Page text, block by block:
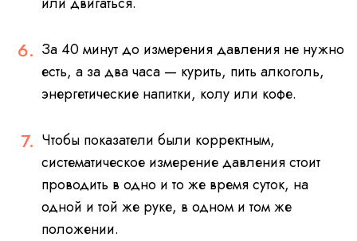
За 40 минут до измерения давления не нужно
есть, а за два часа — курить, пить алкоголь,
энергетические напитки, колу или кофе.
Чтобы показатели были корректным,
систематическое измерение давления стоит
проводить в одно и то же время суток, на
одной и той же руке, в одном и том же
положении.